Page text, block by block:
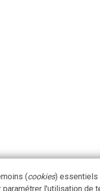
(cookies) essentiels
l'utilisation de